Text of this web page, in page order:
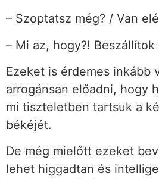
– Szoptatsz még? / Van
– Mi az, hogy?! Beszállítok
Ezeket is érdemes inkább
arrogánsan előadni, hogy
mi tiszteletben tartsuk a
békéjét.
De még mielőtt ezeket
lehet higgadtan és